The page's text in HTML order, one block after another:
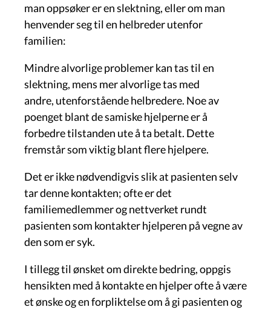
man oppsøker er en slektning, eller om man
henvender seg til en helbreder utenfor
familien:
Mindre alvorlige problemer kan tas til en
slektning, mens mer alvorlige tas med
andre, utenforstående helbredere. Noe av
poenget blant de samiske hjelperne erå
forbedre tilstanden ute å ta betalt. Dette
fremstår som viktig blant flere hjelpere.
Det er ikke nødvendigvis slik at pasienten selv
tar denne kontakten; ofte er det
familiemedlemmer og nettverket rundt
pasienten som kontakter hjelperen på vegne av
den som er syk.
I tillegg til ønsket om direkte bedring, oppgis
hensikten med å kontakte en hjelper ofte å være
et ønske og en forpliktelse om å gi pasienten og